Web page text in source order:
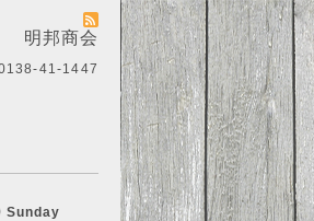
明邦商会
41-1447
Sunday